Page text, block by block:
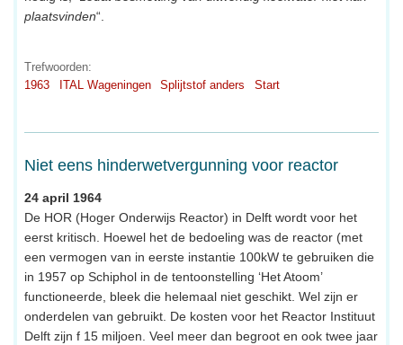
plaatsvinden“.
Trefwoorden:
1963
ITAL Wageningen Splijtstof anders Start
Niet eens hinderwetvergunning voor reactor
24 april 1964
De HOR (Hoger Onderwijs Reactor) in Delft wordt voor het
eerst kritisch. Hoewel het de bedoeling was de reactor (met
een vermogen van in eerste instantie 100kW te gebruiken die
in 1957 op Schiphol in de tentoonstelling ‘Het Atoom’
functioneerde, bleek die helemaal niet geschikt. Wel zijn er
onderdelen van gebruikt. De kosten voor het Reactor Instituut
Delft zijn f 15 miljoen. Veel meer dan begroot en ook twee jaar